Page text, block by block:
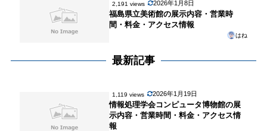
2,191 views 2026年1月8日
福島県立美術館の展示内容・営業時
間・料金・アクセス情報
はね
最新記事
1,119 views 2026年1月19日
情報処理学会コンピュータ博物館の展
示内容・営業時間・料金・アクセス情
報